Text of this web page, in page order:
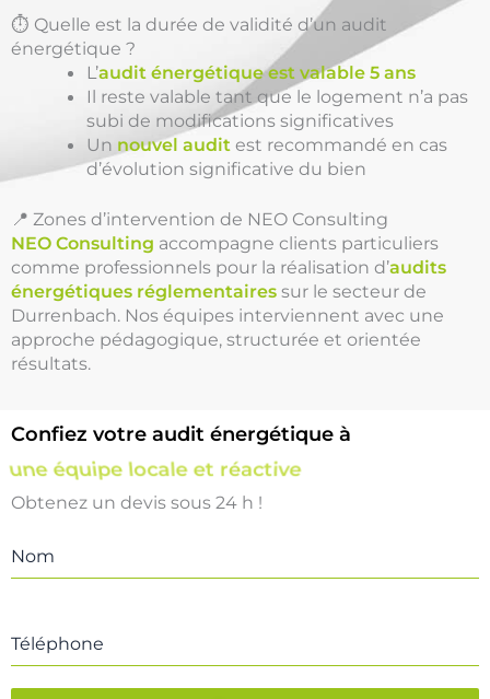
⏱️ Quelle est la durée de validité d’un audit
énergétique ?
L’audit énergétique est valable 5 ans
Il reste valable tant que le logement n’a pas
subi de modifications significatives
Un nouvel audit est recommandé en cas
d’évolution significative du bien
📍 Zones d’intervention de NEO Consulting
NEO Consulting accompagne clients particuliers
comme professionnels pour la réalisation d’audits
énergétiques réglementaires sur le secteur de
Durrenbach. Nos équipes interviennent avec une
approche pédagogique, structurée et orientée
résultats.
Confiez votre audit énergétique à
une équipe locale et réactive
Obtenez un devis sous 24 h !
Nom
Téléphone